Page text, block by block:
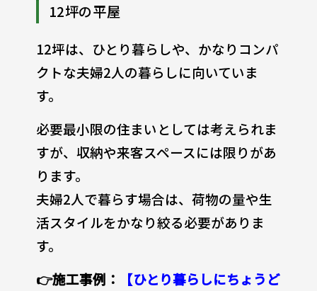
12坪の平屋
12坪は、ひとり暮らしや、かなりコンパ
クトな夫婦2人の暮らしに向いていま
す。
必要最小限の住まいとしては考えられま
すが、収納や来客スペースには限りがあ
ります。
夫婦2人で暮らす場合は、荷物の量や生
活スタイルをかなり絞る必要がありま
す。
👉施工事例：
【ひとり暮らしにちょうど